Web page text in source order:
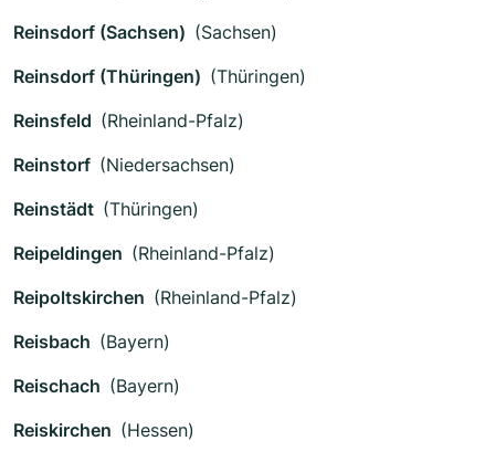
Reinsdorf (Sachsen) (Sachsen)
Reinsdorf (Thüringen) (Thüringen)
Reinsfeld (Rheinland-Pfalz)
Reinstorf (Niedersachsen)
Reinstädt (Thüringen)
Reipeldingen (Rheinland-Pfalz)
Reipoltskirchen (Rheinland-Pfalz)
Reisbach (Bayern)
Reischach (Bayern)
Reiskirchen (Hessen)